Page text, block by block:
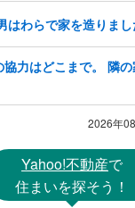
はわらで家を造りま
力はどこまで。 隣
2026年
Yahoo!不動産で
住まいを探そう！